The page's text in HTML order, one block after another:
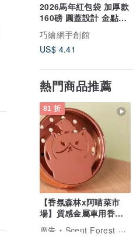
2026馬年紅包袋 加厚款
160磅 圓蓋設計 金點紅
卡
巧繪網手創館
US$ 4.41
熱門商品推薦
81 折
【香氛森林x阿喵菜市
場】質感金屬車用香氛 -
風趣阿喵的享樂生活
廣告
Scent Forest 香氛森林